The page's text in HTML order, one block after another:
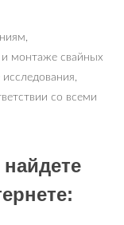
монтаже свайных
со всеми